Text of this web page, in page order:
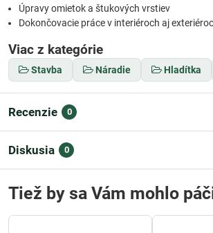
Úpravy omietok a štukových vrstiev
Dokončovacie práce v interiéroch aj
Viac z kategórie
Stavba Náradie Hladítka
Recenzie 0
Diskusia 0
Tiež by sa Vám mohlo